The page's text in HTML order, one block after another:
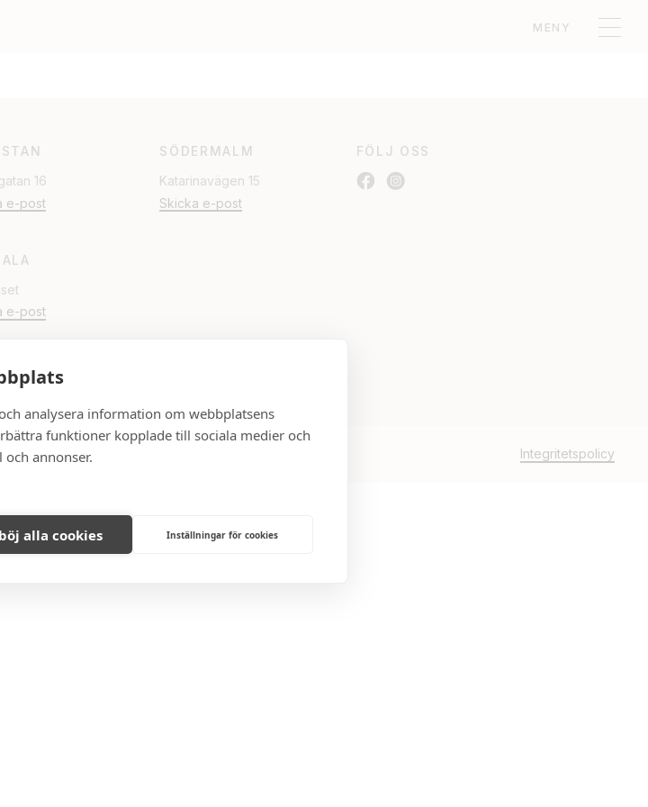
analysera information om webbplatsens
funktioner kopplade till sociala medier och
annonser.
alla cookies Inställningar för cookies
MENY
16
e-post
SÖDERMALM
Katarinavägen 15
Skicka e-post
e-post
FÖLJ OSS
Integritetspolicy